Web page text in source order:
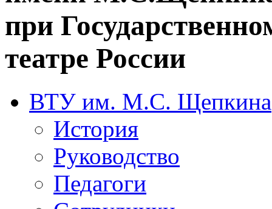
при
театре России
ВТУ им. М.С. Щепкина
История
Руководство
Педагоги